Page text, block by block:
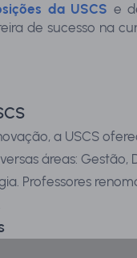
da USCS e
de sucesso na
a USCS
áreas: Gestão,
Professores